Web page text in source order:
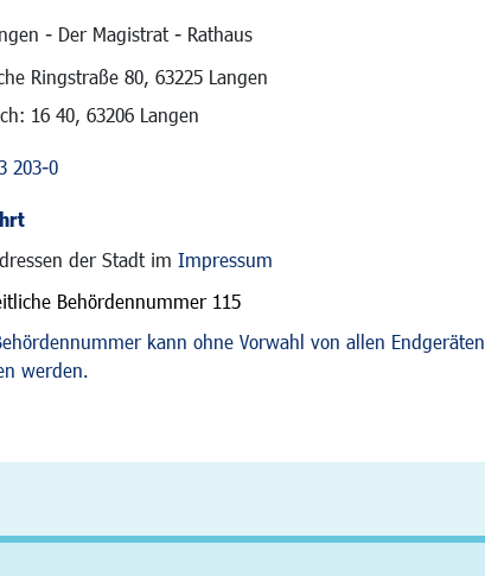
- Der Magistrat - Rathaus
Google-Maps Navigation
Ringstraße 80, 63225 Langen
16 40, 63206 Langen
203-0
der Stadt im Impressum
Behördennummer 115
kann ohne Vorwahl von allen Endgeräten
werden.